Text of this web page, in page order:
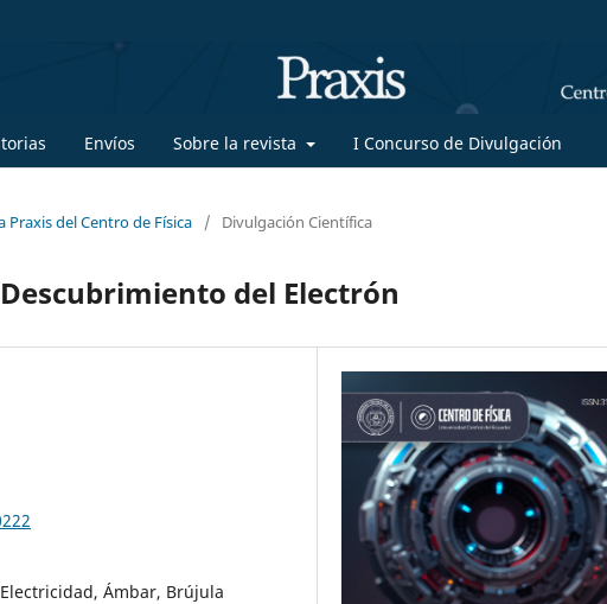
Envíos Sobre la revista I Concurso de Divulgación
Praxis del Centro de Física / Divulgación Científica
del Electrón
Ámbar, Brújula